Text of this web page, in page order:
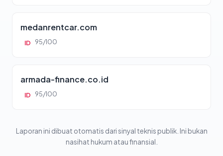
medanrentcar.com
ID 95/100
armada-finance.co.id
ID 95/100
Laporan ini dibuat otomatis dari sinyal teknis publik. Ini bukan
nasihat hukum atau finansial.